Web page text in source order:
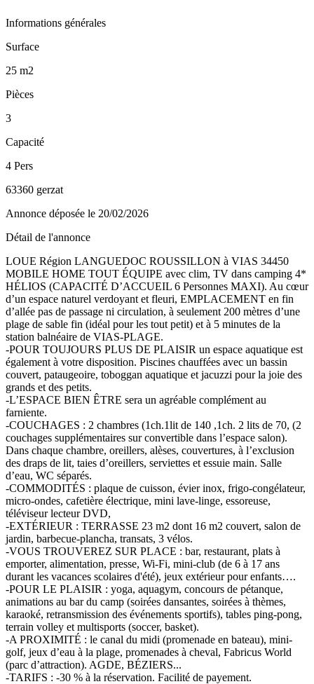
Informations générales
Surface
25 m2
Pièces
3
Capacité
4 Pers
63360 gerzat
Annonce déposée le 20/02/2026
Détail de l'annonce
LOUE Région LANGUEDOC ROUSSILLON à VIAS 34450
MOBILE HOME TOUT ÉQUIPE avec clim, TV dans camping 4*
HÉLIOS (CAPACITÉ D’ACCUEIL 6 Personnes MAXI). Au cœur
d’un espace naturel verdoyant et fleuri, EMPLACEMENT en fin
d’allée pas de passage ni circulation, à seulement 200 mètres d’une
plage de sable fin (idéal pour les tout petit) et à 5 minutes de la
station balnéaire de VIAS-PLAGE.
-POUR TOUJOURS PLUS DE PLAISIR un espace aquatique est
également à votre disposition. Piscines chauffées avec un bassin
couvert, pataugeoire, toboggan aquatique et jacuzzi pour la joie des
grands et des petits.
-L’ESPACE BIEN ÊTRE sera un agréable complément au
farniente.
-COUCHAGES : 2 chambres (1ch.1lit de 140 ,1ch. 2 lits de 70, (2
couchages supplémentaires sur convertible dans l’espace salon).
Dans chaque chambre, oreillers, alèses, couvertures, à l’exclusion
des draps de lit, taies d’oreillers, serviettes et essuie main. Salle
d’eau, WC séparés.
-COMMODITÉS : plaque de cuisson, évier inox, frigo-congélateur,
micro-ondes, cafetière électrique, mini lave-linge, essoreuse,
téléviseur lecteur DVD,
-EXTÉRIEUR : TERRASSE 23 m2 dont 16 m2 couvert, salon de
jardin, barbecue-plancha, transats, 3 vélos.
-VOUS TROUVEREZ SUR PLACE : bar, restaurant, plats à
emporter, alimentation, presse, Wi-Fi, mini-club (de 6 à 17 ans
durant les vacances scolaires d'été), jeux extérieur pour enfants….
-POUR LE PLAISIR : yoga, aquagym, concours de pétanque,
animations au bar du camp (soirées dansantes, soirées à thèmes,
karaoké, retransmission des événements sportifs), tables ping-pong,
terrain volley et multisports (soccer, basket).
-A PROXIMITÉ : le canal du midi (promenade en bateau), mini-
golf, jeux d’eau à la plage, promenades à cheval, Fabricus World
(parc d’attraction). AGDE, BÉZIERS...
-TARIFS : -30 % à la réservation. Facilité de payement.